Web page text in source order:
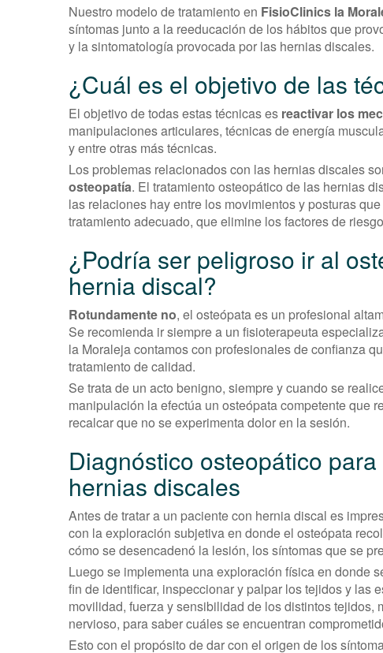
Nuestro modelo de tratamiento en FisioClinics la
síntomas junto a la reeducación de los hábitos que
y la sintomatología provocada por las hernias discales.
¿Cuál es el objetivo de las
El objetivo de todas estas técnicas es reactivar los
manipulaciones articulares, técnicas de energía
y entre otras más técnicas.
Los problemas relacionados con las hernias discales
osteopatía. El tratamiento osteopático de las hernias
las relaciones hay entre los movimientos y posturas
tratamiento adecuado, que elimine los factores de
¿Podría ser peligroso ir al
hernia discal?
Rotundamente no, el osteópata es un profesional
Se recomienda ir siempre a un fisioterapeuta
la Moraleja contamos con profesionales de confianza
tratamiento de calidad.
Se trata de un acto benigno, siempre y cuando se
manipulación la efectúa un osteópata competente que
recalcar que no se experimenta dolor en la sesión.
Diagnóstico osteopático
hernias discales
Antes de tratar a un paciente con hernia discal es
con la exploración subjetiva en donde el osteópata
cómo se desencadenó la lesión, los síntomas que se
Luego se implementa una exploración física en donde
fin de identificar, inspeccionar y palpar los tejidos y las
movilidad, fuerza y sensibilidad de los distintos tejidos,
nervioso, para saber cuáles se encuentran
Esto con el propósito de dar con el origen de los